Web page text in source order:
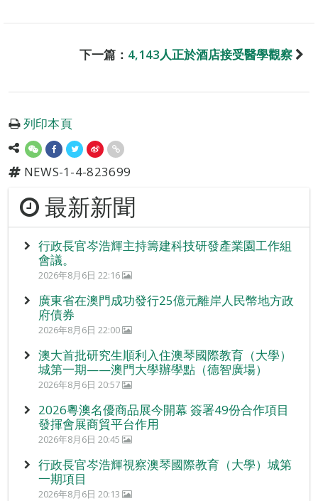
下一篇： 4,143人正於酒店接受醫學觀察
列印本頁
NEWS-1-4-823699
最新新聞
行政長官岑浩輝主持籌建科技研發產業園工作組
會議。
2026年8月6日 22:16
廣東省在澳門成功發行25億元離岸人民幣地方政
府債券
2026年8月6日 22:00
澳大首批研究生順利入住澳琴國際教育（大學）
城第一期——澳門大學辦學點（德智廣場）
2026年8月6日 20:57
2026粵澳名優商品展今開幕 簽署49份合作項目
發揮會展商貿平台作用
2026年8月6日 20:45
行政長官岑浩輝視察澳琴國際教育（大學）城第
一期項目
2026年8月6日 20:13